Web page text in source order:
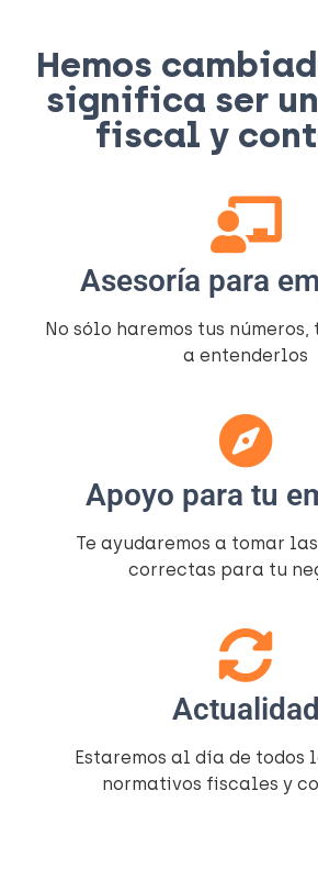
Hemos
significa ser
fiscal y
Asesoría para
No sólo haremos tus números,
a entenderlos​
Apoyo para tu
Te ayudaremos a tomar
correctas para tu
Actualidad
Estaremos al día de todos
normativos fiscales y